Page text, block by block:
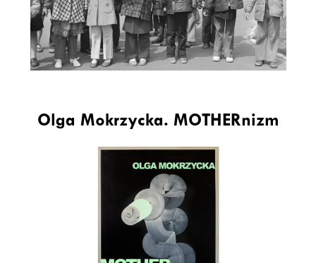
Olga Mokrzycka. MOTHERnizm